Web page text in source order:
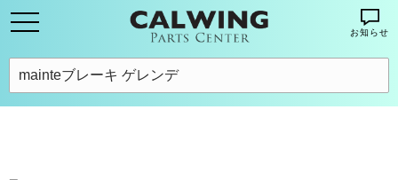
お知らせ